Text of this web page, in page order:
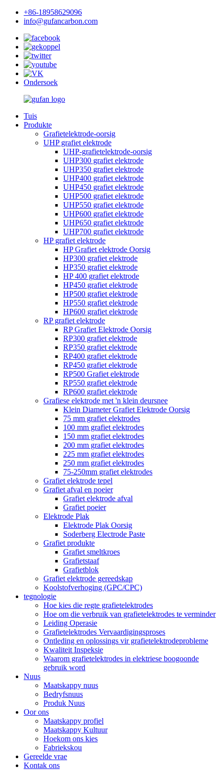
+86-18958629096
info@gufancarbon.com
Ondersoek
Tuis
Produkte
Grafietelektrode-oorsig
UHP grafiet elektrode
UHP-grafietelektrode-oorsig
UHP300 grafiet elektrode
UHP350 grafiet elektrode
UHP400 grafiet elektrode
UHP450 grafiet elektrode
UHP500 grafiet elektrode
UHP550 grafiet elektrode
UHP600 grafiet elektrode
UHP650 grafiet elektrode
UHP700 grafiet elektrode
HP grafiet elektrode
HP Grafiet elektrode Oorsig
HP300 grafiet elektrode
HP350 grafiet elektrode
HP 400 grafiet elektrode
HP450 grafiet elektrode
HP500 grafiet elektrode
HP550 grafiet elektrode
HP600 grafiet elektrode
RP grafiet elektrode
RP Grafiet Elektrode Oorsig
RP300 grafiet elektrode
RP350 grafiet elektrode
RP400 grafiet elektrode
RP450 grafiet elektrode
RP500 Grafiet elektrode
RP550 grafiet elektrode
RP600 grafiet elektrode
Grafiese elektrode met 'n klein deursnee
Klein Diameter Grafiet Elektrode Oorsig
75 mm grafiet elektrodes
100 mm grafiet elektrodes
150 mm grafiet elektrodes
200 mm grafiet elektrodes
225 mm grafiet elektrodes
250 mm grafiet elektrodes
75-250mm grafiet elektrodes
Grafiet elektrode tepel
Grafiet afval en poeier
Grafiet elektrode afval
Grafiet poeier
Elektrode Plak
Elektrode Plak Oorsig
Soderberg Electrode Paste
Grafiet produkte
Grafiet smeltkroes
Grafietstaaf
Grafietblok
Grafiet elektrode gereedskap
Koolstofverhoging (GPC/CPC)
tegnologie
Hoe kies die regte grafietelektrodes
Hoe om die verbruik van grafietelektrodes te verminder
Leiding Operasie
Grafietelektrodes Vervaardigingsproses
Ontleding en oplossings vir grafietelektrodeprobleme
Kwaliteit Inspeksie
Waarom grafietelektrodes in elektriese boogoonde
gebruik word
Nuus
Maatskappy nuus
Bedryfsnuus
Produk Nuus
Oor ons
Maatskappy profiel
Maatskappy Kultuur
Hoekom ons kies
Fabriekskou
Gereelde vrae
Kontak ons